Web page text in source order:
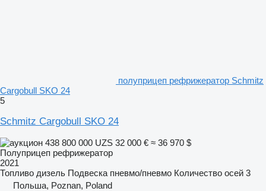
полуприцеп рефрижератор Schmitz
Cargobull SKO 24
5
Schmitz Cargobull SKO 24
438 800 000 UZS 32 000 € ≈ 36 970 $
Полуприцеп рефрижератор
2021
Топливо дизель Подвеска пневмо/пневмо Количество осей 3
Польша, Poznan, Poland